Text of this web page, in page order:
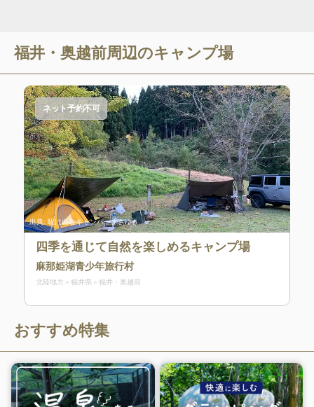
福井・奥越前周辺のキャンプ場
出典: 駆け出しキャンパーまさゆき
ネット予約不可
四季を通じて自然を楽しめるキャンプ場
麻那姫湖青少年旅行村
北陸地方 福井県 福井・奥越前
おすすめ特集